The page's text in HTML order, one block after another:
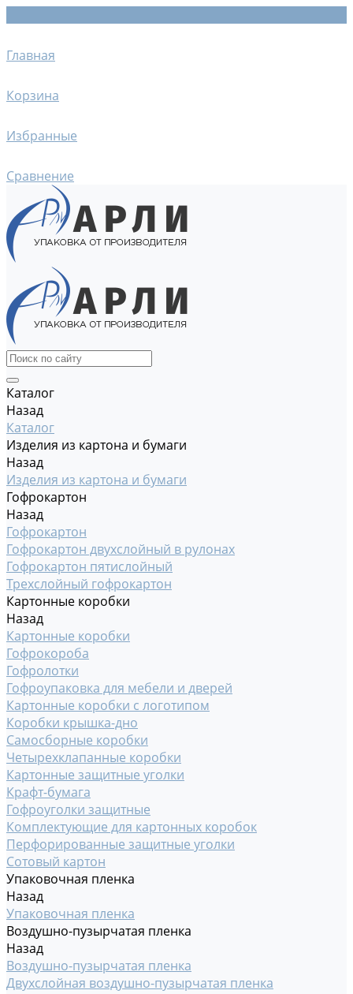
Главная
Корзина
Избранные
Сравнение
Каталог
Назад
Каталог
Изделия из картона и бумаги
Назад
Изделия из картона и бумаги
Гофрокартон
Назад
Гофрокартон
Гофрокартон двухслойный в рулонах
Гофрокартон пятислойный
Трехслойный гофрокартон
Картонные коробки
Назад
Картонные коробки
Гофрокороба
Гофролотки
Гофроупаковка для мебели и дверей
Картонные коробки с логотипом
Коробки крышка-дно
Самосборные коробки
Четырехклапанные коробки
Картонные защитные уголки
Крафт-бумага
Гофроуголки защитные
Комплектующие для картонных коробок
Перфорированные защитные уголки
Сотовый картон
Упаковочная пленка
Назад
Упаковочная пленка
Воздушно-пузырчатая пленка
Назад
Воздушно-пузырчатая пленка
Двухслойная воздушно-пузырчатая пленка